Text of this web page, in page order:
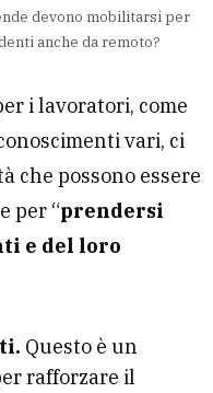
devono mobilitarsi per
anche da remoto?
i lavoratori, come
vari, ci
che possono essere
per “prendersi
e del loro
Questo è un
rafforzare il